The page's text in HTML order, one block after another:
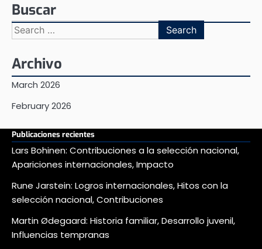
Buscar
Search
for:
Archivo
March 2026
February 2026
Publicaciones recientes
Lars Bohinen: Contribuciones a la selección nacional,
Apariciones internacionales, Impacto
Rune Jarstein: Logros internacionales, Hitos con la
selección nacional, Contribuciones
Martin Ødegaard: Historia familiar, Desarrollo juvenil,
Influencias tempranas